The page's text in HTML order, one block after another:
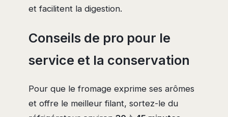
et facilitent la digestion.
Conseils de pro pour le
service et la conservation
Pour que le fromage exprime ses arômes
et offre le meilleur filant, sortez-le du